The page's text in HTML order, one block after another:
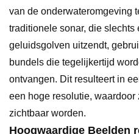
van de onderwateromgeving
traditionele sonar, die slechts
geluidsgolven uitzendt,
bundels die tegelijkertijd
ontvangen. Dit resulteert in
een hoge resolutie,
zichtbaar worden.
Hoogwaardige Beelden